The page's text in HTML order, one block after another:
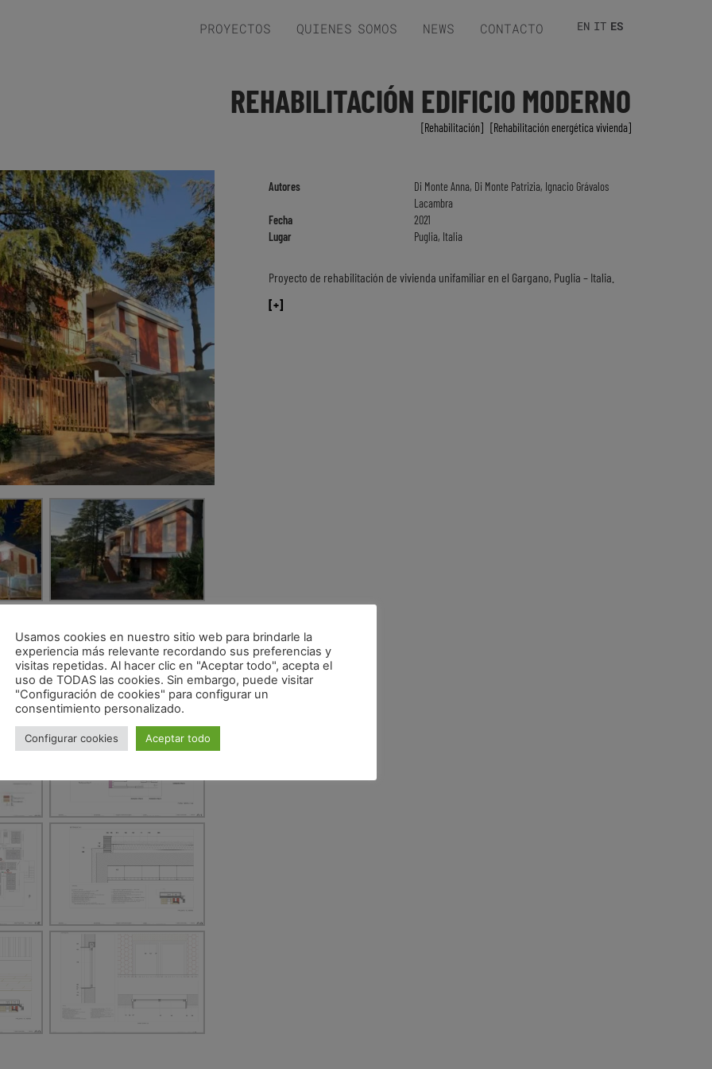
PROYECTOS QUIENES SOMOS NEWS CONTACTO EN IT ES
REHABILITACIÓN EDIFICIO MODERNO
Autores
Di Monte Anna, Di Monte Patrizia, Ignacio Grávalos
Lacambra
Fecha
2021
Lugar
Puglia, Italia
Proyecto de rehabilitación de vivienda unifamiliar en el Gargano, Puglia – Italia.
[+]
Rehabilitación Rehabilitación energética vivienda
Usamos cookies en nuestro sitio web para brindarle la
experiencia más relevante recordando sus preferencias y
visitas repetidas. Al hacer clic en "Aceptar todo", acepta el
uso de TODAS las cookies. Sin embargo, puede visitar
"Configuración de cookies" para configurar un
consentimiento personalizado.
Configurar cookies Aceptar todo